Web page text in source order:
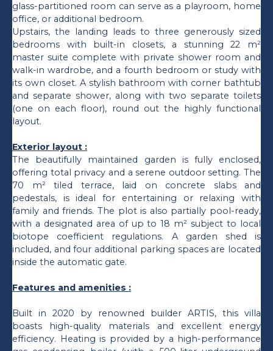
glass-partitioned room can serve as a playroom, home
office, or additional bedroom.
Upstairs, the landing leads to three generously sized
bedrooms with built-in closets, a stunning 22 m²
master suite complete with private shower room and
walk-in wardrobe, and a fourth bedroom or study with
its own closet. A stylish bathroom with corner bathtub
and separate shower, along with two separate toilets
(one on each floor), round out the highly functional
layout.
Exterior layout :
The beautifully maintained garden is fully enclosed,
offering total privacy and a serene outdoor setting. The
70 m² tiled terrace, laid on concrete slabs and
pedestals, is ideal for entertaining or relaxing with
family and friends. The plot is also partially pool-ready,
with a designated area of up to 18 m² subject to local
biotope coefficient regulations. A garden shed is
included, and four additional parking spaces are located
inside the automatic gate.
Features and amenities :
Built in 2020 by renowned builder ARTIS, this villa
boasts high-quality materials and excellent energy
efficiency. Heating is provided by a high-performance